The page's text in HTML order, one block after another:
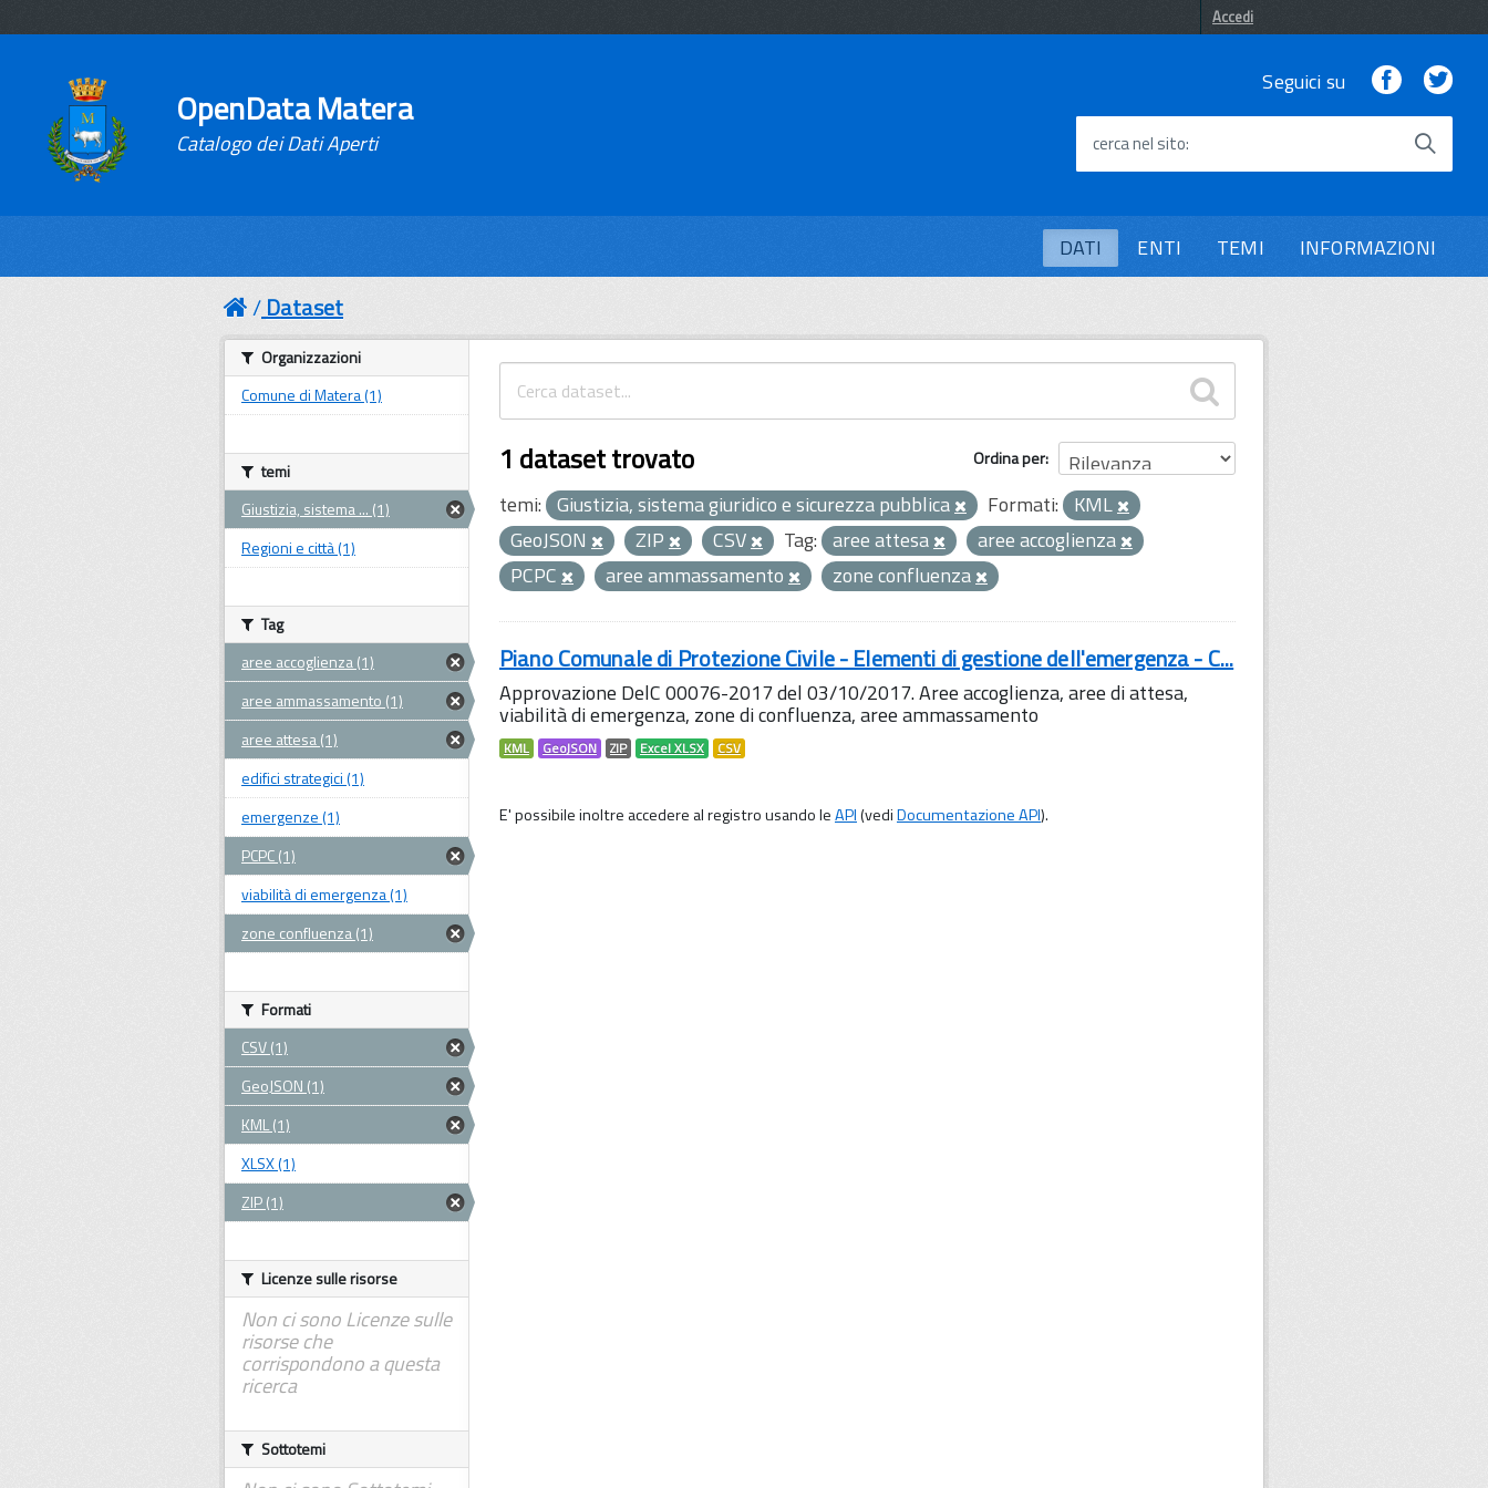
Accedi
OpenData Matera
Catalogo dei Dati Aperti
Seguici su Facebook
cerca nel sito
DATI ENTI TEMI INFORMAZIONI
Dataset
Ordina per
1 dataset trovato
temi: Giustizia, sistema giuridico e sicurezza pubblica Formati: KML
GeoJSON
ZIP CSV Tag: aree attesa
aree accoglienza
PCPC
aree ammassamento zone confluenza
Piano Comunale di Protezione Civile - Elementi di gestione dell'emergenza - C...
Approvazione DelC 00076-2017 del 03/10/2017. Aree accoglienza, aree di attesa,
viabilità di emergenza, zone di confluenza, aree ammassamento
KML GeoJSON ZIP Excel XLSX CSV
E' possibile inoltre accedere al registro usando leAPI(vediDocumentazione API).
Organizzazioni
Comune di Matera (1)
temi
Giustizia, sistema ... (1)
Regioni e città (1)
Tag
aree accoglienza (1)
aree ammassamento (1)
aree attesa (1)
edifici strategici (1)
emergenze (1)
PCPC (1)
viabilità di emergenza (1)
zone confluenza (1)
Formati
CSV (1)
GeoJSON (1)
KML (1)
XLSX (1)
ZIP (1)
Licenze sulle risorse
Non ci sono Licenze sulle
risorse che
corrispondono a questa
ricerca
Sottotemi